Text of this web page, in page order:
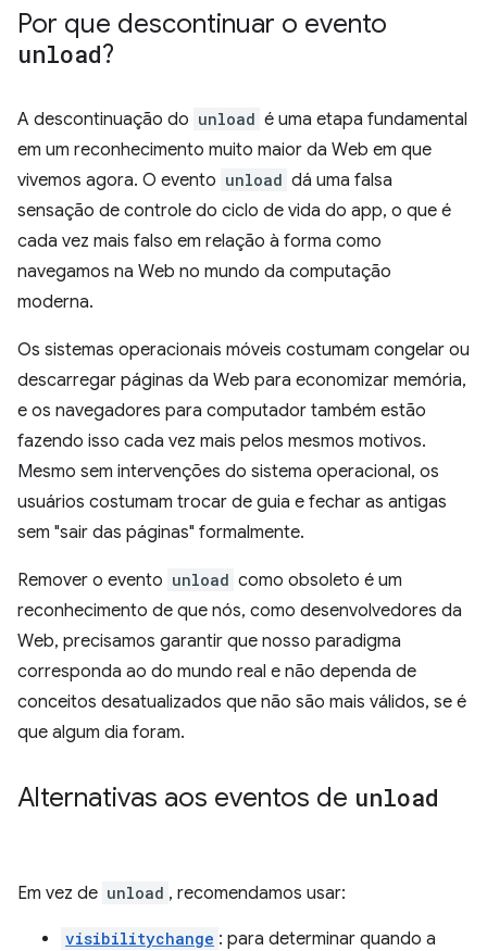
Por que descontinuar o evento
unload?
A descontinuação do unload é uma etapa fundamental
em um reconhecimento muito maior da Web em que
vivemos agora. O evento unload dá uma falsa
sensação de controle do ciclo de vida do app, o que é
cada vez mais falso em relação à forma como
navegamos na Web no mundo da computação
moderna.
Os sistemas operacionais móveis costumam congelar ou
descarregar páginas da Web para economizar memória,
e os navegadores para computador também estão
fazendo isso cada vez mais pelos mesmos motivos.
Mesmo sem intervenções do sistema operacional, os
usuários costumam trocar de guia e fechar as antigas
sem "sair das páginas" formalmente.
Remover o evento unload como obsoleto é um
reconhecimento de que nós, como desenvolvedores da
Web, precisamos garantir que nosso paradigma
corresponda ao do mundo real e não dependa de
conceitos desatualizados que não são mais válidos, se é
que algum dia foram.
Alternativas aos eventos de unload
Em vez de unload , recomendamos usar:
visibilitychange : para determinar quando a